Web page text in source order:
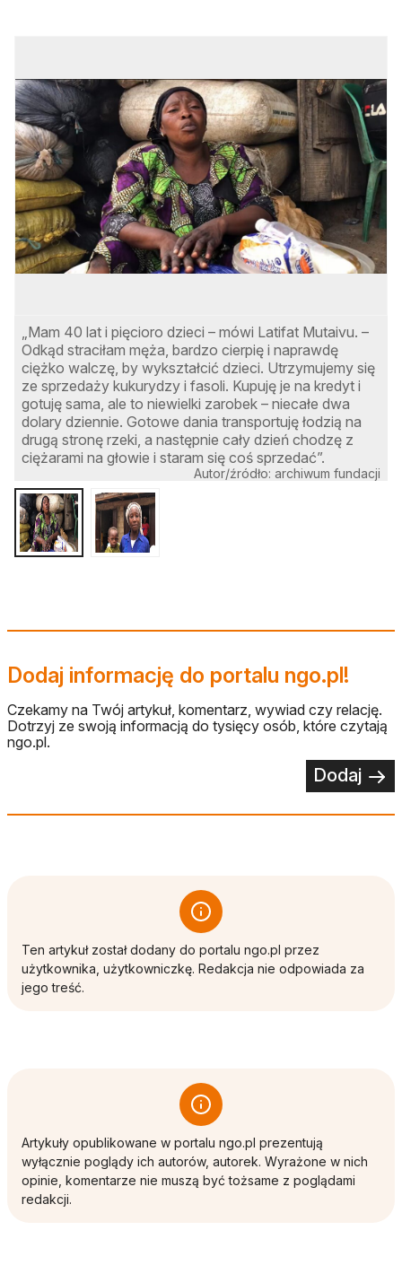
„Mam 40 lat i pięcioro dzieci – mówi Latifat Mutaivu. –
Odkąd straciłam męża, bardzo cierpię i naprawdę
ciężko walczę, by wykształcić dzieci. Utrzymujemy się
ze sprzedaży kukurydzy i fasoli. Kupuję je na kredyt i
gotuję sama, ale to niewielki zarobek – niecałe dwa
dolary dziennie. Gotowe dania transportuję łodzią na
drugą stronę rzeki, a następnie cały dzień chodzę z
ciężarami na głowie i staram się coś sprzedać”.
Autor/źródło: archiwum fundacji
Dodaj informację do portalu ngo.pl!
Czekamy na Twój artykuł, komentarz, wywiad czy relację.
Dotrzyj ze swoją informacją do tysięcy osób, które czytają
ngo.pl.
Dodaj
Ten artykuł został dodany do portalu ngo.pl przez
użytkownika, użytkowniczkę. Redakcja nie odpowiada za
jego treść.
Artykuły opublikowane w portalu ngo.pl prezentują
wyłącznie poglądy ich autorów, autorek. Wyrażone w nich
opinie, komentarze nie muszą być tożsame z poglądami
redakcji.